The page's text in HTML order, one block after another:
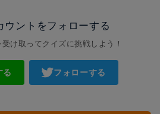
ウントをフォローする
け取ってクイズに挑戦しよう！
る フォローする